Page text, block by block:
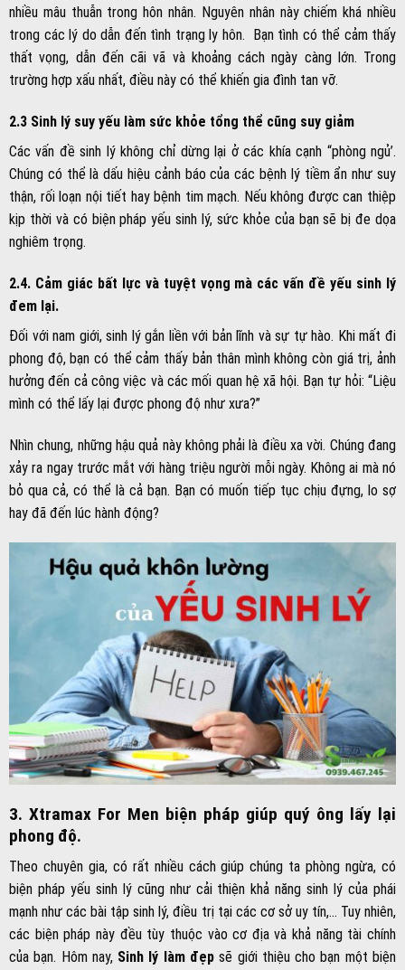
nhiều mâu thuẫn trong hôn nhân. Nguyên nhân này chiếm khá nhiều
trong các lý do dẫn đến tình trạng ly hôn. Bạn tình có thể cảm thấy
thất vọng, dẫn đến cãi vã và khoảng cách ngày càng lớn. Trong
trường hợp xấu nhất, điều này có thể khiến gia đình tan vỡ.
2.3 Sinh lý suy yếu làm sức khỏe tổng thể cũng suy giảm
Các vấn đề sinh lý không chỉ dừng lại ở các khía cạnh “phòng ngủ’.
Chúng có thể là dấu hiệu cảnh báo của các bệnh lý tiềm ẩn như suy
thận, rối loạn nội tiết hay bệnh tim mạch. Nếu không được can thiệp
kịp thời và có biện pháp yếu sinh lý, sức khỏe của bạn sẽ bị đe dọa
nghiêm trọng.
2.4. Cảm giác bất lực và tuyệt vọng mà các vấn đề yếu sinh lý
đem lại.
Đối với nam giới, sinh lý gắn liền với bản lĩnh và sự tự hào. Khi mất đi
phong độ, bạn có thể cảm thấy bản thân mình không còn giá trị, ảnh
hưởng đến cả công việc và các mối quan hệ xã hội. Bạn tự hỏi: “Liệu
mình có thể lấy lại được phong độ như xưa?”
Nhìn chung, những hậu quả này không phải là điều xa vời. Chúng đang
xảy ra ngay trước mắt với hàng triệu người mỗi ngày. Không ai mà nó
bỏ qua cả, có thể là cả bạn. Bạn có muốn tiếp tục chịu đựng, lo sợ
hay đã đến lúc hành động?
3. Xtramax For Men biện pháp giúp quý ông lấy lại
phong độ.
Theo chuyên gia, có rất nhiều cách giúp chúng ta phòng ngừa, có
biện pháp yếu sinh lý cũng như cải thiện khả năng sinh lý của phái
mạnh như các bài tập sinh lý, điều trị tại các cơ sở uy tín,… Tuy nhiên,
các biện pháp này đều tùy thuộc vào cơ địa và khả năng tài chính
của bạn. Hôm nay, Sinh lý làm đẹp sẽ giới thiệu cho bạn một biện